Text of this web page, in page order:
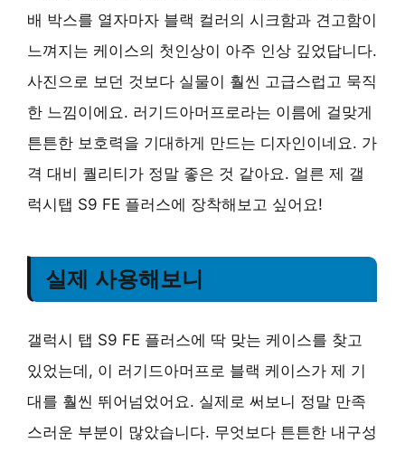
배 박스를 열자마자 블랙 컬러의 시크함과 견고함이
느껴지는 케이스의 첫인상이 아주 인상 깊었답니다.
사진으로 보던 것보다 실물이 훨씬 고급스럽고 묵직
한 느낌이에요. 러기드아머프로라는 이름에 걸맞게
튼튼한 보호력을 기대하게 만드는 디자인이네요. 가
격 대비 퀄리티가 정말 좋은 것 같아요. 얼른 제 갤
럭시탭 S9 FE 플러스에 장착해보고 싶어요!
실제 사용해보니
갤럭시 탭 S9 FE 플러스에 딱 맞는 케이스를 찾고
있었는데, 이 러기드아머프로 블랙 케이스가 제 기
대를 훨씬 뛰어넘었어요. 실제로 써보니 정말 만족
스러운 부분이 많았습니다. 무엇보다 튼튼한 내구성